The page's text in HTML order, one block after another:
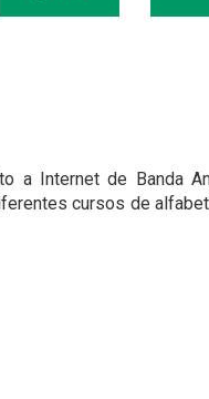
a Internet de Banda
cursos de